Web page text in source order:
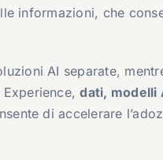
informazioni, che
AI separate,
Experience,dati, modelli
di accelerare